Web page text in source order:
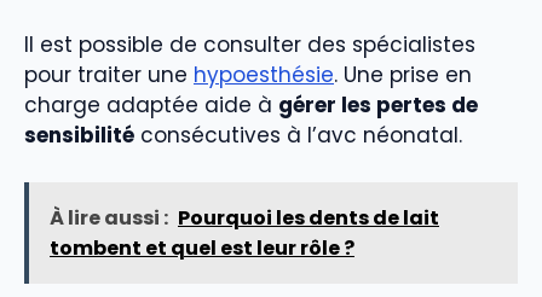
Il est possible de consulter des spécialistes
pour traiter une hypoesthésie. Une prise en
charge adaptée aide à gérer les pertes de
sensibilité consécutives à l’avc néonatal.
À lire aussi : Pourquoi les dents de lait
tombent et quel est leur rôle ?